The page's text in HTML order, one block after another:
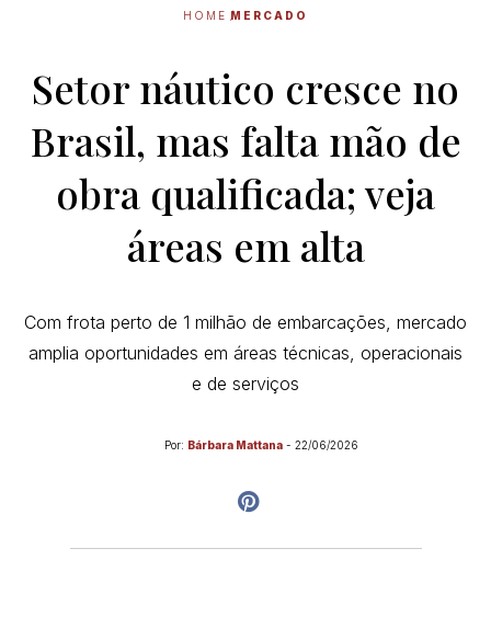
HOME MERCADO
Setor náutico cresce no
Brasil, mas falta mão de
obra qualificada; veja
áreas em alta
Com frota perto de 1 milhão de embarcações, mercado
amplia oportunidades em áreas técnicas, operacionais
e de serviços
Por: Bárbara Mattana - 22/06/2026